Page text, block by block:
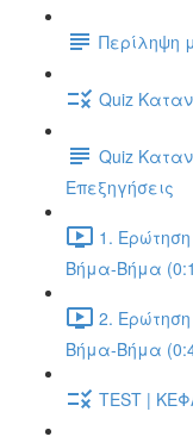
Περίληψη
Quiz
Quiz
Επεξηγήσεις
1.
Βήμα-Βήμα
2.
Βήμα-Βήμα
TEST |